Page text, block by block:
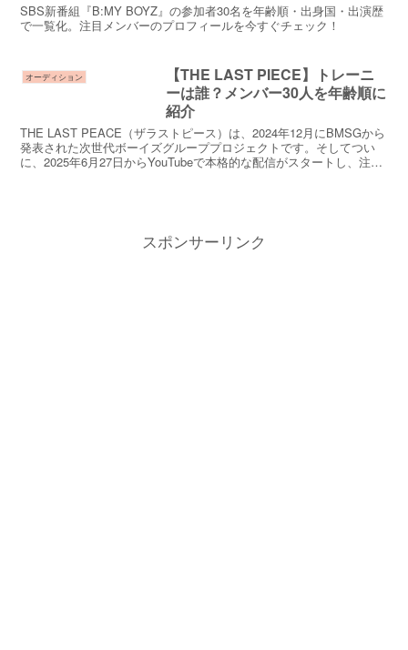
SBS新番組『B:MY BOYZ』の参加者30名を年齢順・出身国・出演歴
で一覧化。注目メンバーのプロフィールを今すぐチェック！
オーディション
【THE LAST PIECE】トレーニ
ーは誰？メンバー30人を年齢順に
紹介
THE LAST PEACE（ザラストピース）は、2024年12月にBMSGから
発表された次世代ボーイズグループプロジェクトです。そしてつい
に、2025年6月27日からYouTubeで本格的な配信がスタートし、注目
スポンサーリンク